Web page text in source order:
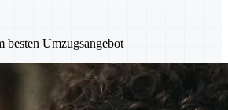
besten Umzugsangebot